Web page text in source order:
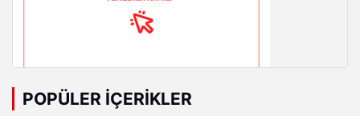
POPÜLER İÇERIKLER